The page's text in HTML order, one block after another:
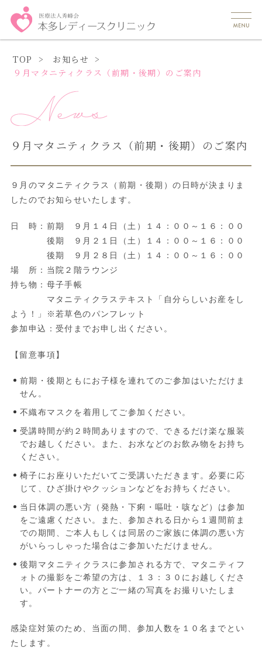
TOP
お知らせ
９月マタニティクラス（前期・後期）のご案内
９月マタニティクラス（前期・後期）のご案内
９月のマタニティクラス（前期・後期）の日時が決まりま
したのでお知らせいたします。
日 時：前期 ９月１４日（土）１４：００～１６：００
後期 ９月２１日（土）１４：００～１６：００
後期 ９月２８日（土）１４：００～１６：００
場 所：当院２階ラウンジ
持ち物：母子手帳
マタニティクラステキスト「自分らしいお産をし
よう！」※若草色のパンフレット
参加申込：受付までお申し出ください。
【留意事項】
前期・後期ともにお子様を連れてのご参加はいただけま
せん。
不織布マスクを着用してご参加ください。
受講時間が約２時間ありますので、できるだけ楽な服装
でお越しください。また、お水などのお飲み物をお持ち
ください。
椅子にお座りいただいてご受講いただきます。必要に応
じて、ひざ掛けやクッションなどをお持ちください。
当日体調の悪い方（発熱・下痢・嘔吐・咳など）は参加
をご遠慮ください。また、参加される日から１週間前ま
での期間、ご本人もしくは同居のご家族に体調の悪い方
がいらっしゃった場合はご参加いただけません。
後期マタニティクラスに参加される方で、マタニティフ
ォトの撮影をご希望の方は、１３：３０にお越しくださ
い。パートナーの方とご一緒の写真をお撮りいたしま
す。
感染症対策のため、当面の間、参加人数を１０名までとい
たします。